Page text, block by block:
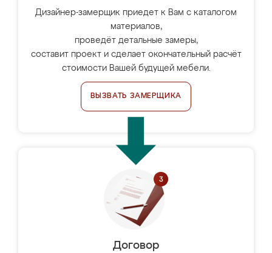
Дизайнер-замерщик приедет к Вам с каталогом
материалов,
проведёт детальные замеры,
составит проект и сделает окончательный расчёт
стоимости Вашей будущей мебели.
ВЫЗВАТЬ ЗАМЕРЩИКА
Договор